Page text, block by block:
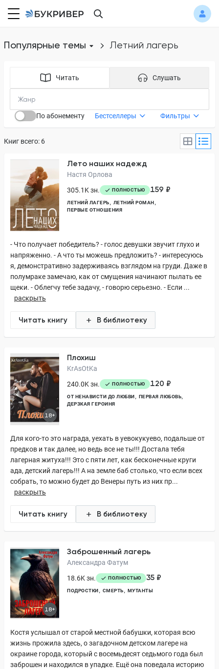
Популярные темы летний лагерь
Читать Слушать
По абонементу Бестселлеры Фильтры
Книг всего: 6
Лето наших надежд
Настя Орлова
305.1K зн.
ПОЛНОСТЬЮ 159 ₽
ЛЕТНИЙ ЛАГЕРЬ
ЛЕТНИЙ РОМАН
ПЕРВЫЕ ОТНОШЕНИЯ
- Что получает победитель? - голос девушки звучит глухо и
напряженно. - А что ты можешь предложить? - интересуюсь
я, демонстративно задерживаясь взглядом на груди. Даже в
полумраке замечаю, как от смущения начинают пылать ее
щеки. - Облегчу тебе задачу, - говорю серьезно. - Если ...
раскрыть
Читать книгу В библиотеку
18+
Плохиш
KrAsOtKa
240.0K зн.
ПОЛНОСТЬЮ 120 ₽
ОТ НЕНАВИСТИ ДО ЛЮБВИ
ПЕРВАЯ ЛЮБОВЬ
ДЕРЗКАЯ ГЕРОИНЯ
Для кого-то это награда, уехать в уевокукуево, подальше от
предков и так далее, но ведь все не ты!!! Достала тебя
лагерная житуха!!! Это с пяти лет, как бесконечные круги
ада, детский лагерь!!! А на земле баб столько, что если всех
собрать, то можно будет до Венеры путь из них пр...
раскрыть
Читать книгу В библиотеку
18+
Заброшенный лагерь
Александра Фатум
18.6K зн.
ПОЛНОСТЬЮ 35 ₽
ПОДРОСТКИ СМЕРТЬ МУТАНТЫ
Костя услышал от старой местной бабушки, которая всю
жизнь прожила здесь, о загадочном детском лагере на
окраине города, который с восемьдесят седьмого года был
заброшен и находился в упадке. Ещё она поведала историю